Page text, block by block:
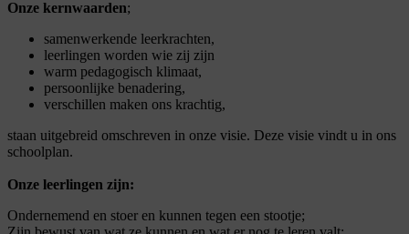
Onze kernwaarden;
samenwerkende leerkrachten,
leerlingen worden wie zij zijn
warm pedagogisch klimaat,
persoonlijke benadering,
verschillen maken ons krachtig,
staan uitgebreid omschreven in onze visie. Deze visie vindt u in ons
schoolplan.
Onze leerlingen zijn:
Ondernemend en stoer en kunnen tegen een stootje;